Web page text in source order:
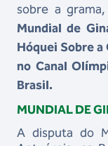
sobre a
Mundial de
Hóquei Sobre
no Canal
Brasil.
MUNDIAL DE
A disputa do